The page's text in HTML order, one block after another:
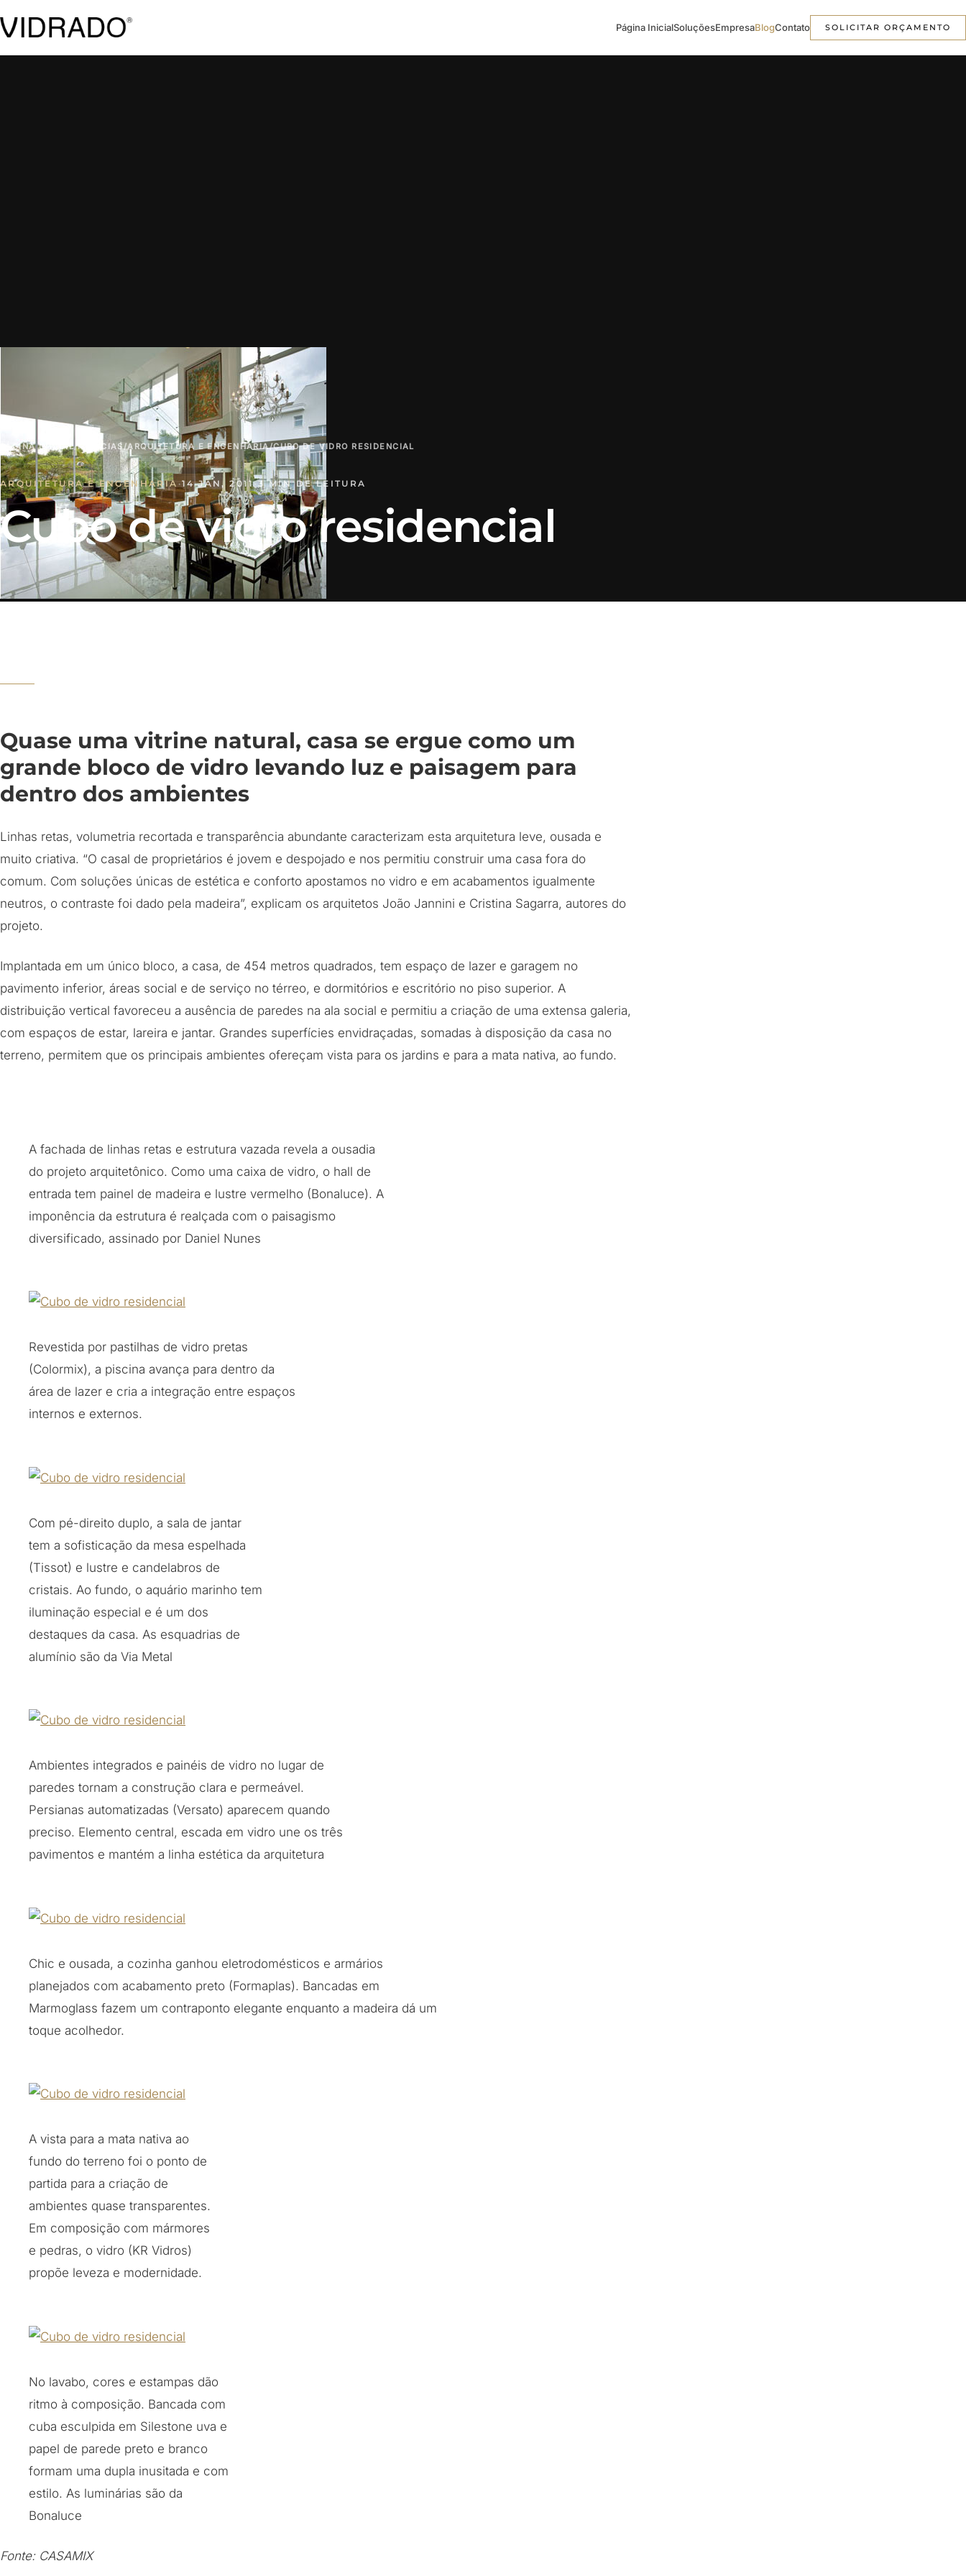
Página InicialSoluçõesEmpresaBlogContato SOLICITAR ORÇAMENTO
PÁGINA INICIAL/NOTÍCIAS/ARQUITETURA E ENGENHARIA/CUBO DE VIDRO RESIDENCIAL
ARQUITETURA E ENGENHARIA ·14 JAN, 2011·3 MIN DE LEITURA
Cubo de vidro residencial
Quase uma vitrine natural, casa se ergue como um
grande bloco de vidro levando luz e paisagem para
dentro dos ambientes
Linhas retas, volumetria recortada e transparência abundante caracterizam esta arquitetura leve, ousada e
muito criativa. “O casal de proprietários é jovem e despojado e nos permitiu construir uma casa fora do
comum. Com soluções únicas de estética e conforto apostamos no vidro e em acabamentos igualmente
neutros, o contraste foi dado pela madeira”, explicam os arquitetos João Jannini e Cristina Sagarra, autores do
projeto.
Implantada em um único bloco, a casa, de 454 metros quadrados, tem espaço de lazer e garagem no
pavimento inferior, áreas social e de serviço no térreo, e dormitórios e escritório no piso superior. A
distribuição vertical favoreceu a ausência de paredes na ala social e permitiu a criação de uma extensa galeria,
com espaços de estar, lareira e jantar. Grandes superfícies envidraçadas, somadas à disposição da casa no
terreno, permitem que os principais ambientes ofereçam vista para os jardins e para a mata nativa, ao fundo.
A fachada de linhas retas e estrutura vazada revela a ousadia
do projeto arquitetônico. Como uma caixa de vidro, o hall de
entrada tem painel de madeira e lustre vermelho (Bonaluce). A
imponência da estrutura é realçada com o paisagismo
diversificado, assinado por Daniel Nunes
Revestida por pastilhas de vidro pretas
(Colormix), a piscina avança para dentro da
área de lazer e cria a integração entre espaços
internos e externos.
Com pé-direito duplo, a sala de jantar
tem a sofisticação da mesa espelhada
(Tissot) e lustre e candelabros de
cristais. Ao fundo, o aquário marinho tem
iluminação especial e é um dos
destaques da casa. As esquadrias de
alumínio são da Via Metal
Ambientes integrados e painéis de vidro no lugar de
paredes tornam a construção clara e permeável.
Persianas automatizadas (Versato) aparecem quando
preciso. Elemento central, escada em vidro une os três
pavimentos e mantém a linha estética da arquitetura
Chic e ousada, a cozinha ganhou eletrodomésticos e armários
planejados com acabamento preto (Formaplas). Bancadas em
Marmoglass fazem um contraponto elegante enquanto a madeira dá um
toque acolhedor.
A vista para a mata nativa ao
fundo do terreno foi o ponto de
partida para a criação de
ambientes quase transparentes.
Em composição com mármores
e pedras, o vidro (KR Vidros)
propõe leveza e modernidade.
No lavabo, cores e estampas dão
ritmo à composição. Bancada com
cuba esculpida em Silestone uva e
papel de parede preto e branco
formam uma dupla inusitada e com
estilo. As luminárias são da
Bonaluce
Fonte: CASAMIX